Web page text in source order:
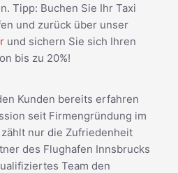
Tipp: Buchen Sie Ihr Taxi
und zurück über unser
und sichern Sie sich Ihren
bis zu 20%!
Kunden bereits erfahren
seit Firmengründung im
nur die Zufriedenheit
des Flughafen Innsbrucks
Team den